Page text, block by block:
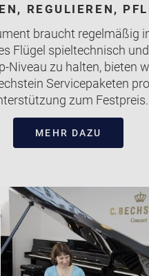
REGULIEREN,
braucht regelmäßig
Flügel spieltechnisch
Niveau zu halten, bieten
Servicepaketen
zum Festpreis.
MEHR DAZU